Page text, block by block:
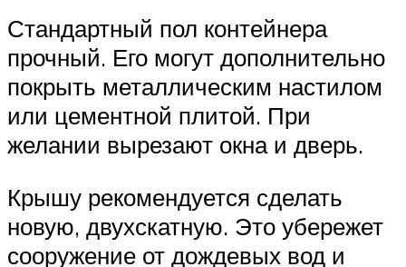
Стандартный пол контейнера
прочный. Его могут дополнительно
покрыть металлическим настилом
или цементной плитой. При
желании вырезают окна и дверь.
Крышу рекомендуется сделать
новую, двухскатную. Это убережет
сооружение от дождевых вод и